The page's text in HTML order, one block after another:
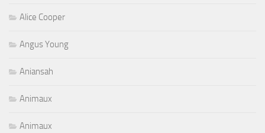
Alice Cooper
Angus Young
Aniansah
Animaux
Animaux